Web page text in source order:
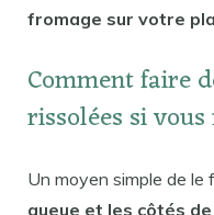
fromage sur votre
Comment faire
rissolées si vous
Un moyen simple de le
queue et les côtés